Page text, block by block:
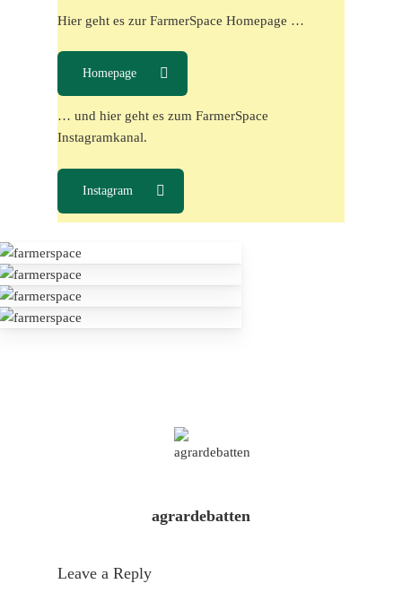
Hier geht es zur FarmerSpace Homepage …
Homepage
… und hier geht es zum FarmerSpace
Instagramkanal.
Instagram
agrardebatten
Leave a Reply